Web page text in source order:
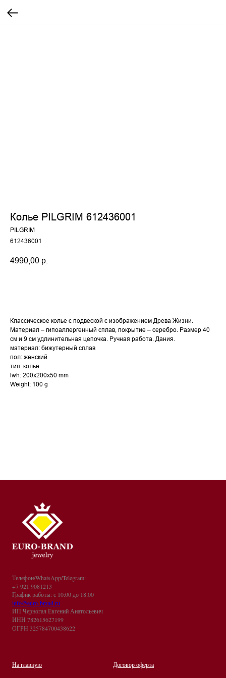
Колье PILGRIM 612436001
PILGRIM
612436001
4990,00 р.
Классическое колье с подвеской с изображением Древа Жизни.
Материал – гипоаллергенный сплав, покрытие – серебро. Размер 40
см и 9 см удлинительная цепочка. Ручная работа. Дания.
материал: бижутерный сплав
пол: женский
тип: колье
lwh: 200x200x50 mm
Weight: 100 g
Телефон/WhatsApp/Telegram:
+7 921 9081213
График работы: с 10:00 до 18:00
info@euro-brand.ru
ИП Черногал Евгений Анатольевич
ИНН 782615627199
ОГРН 325784700438622
На главную
Договор оферта